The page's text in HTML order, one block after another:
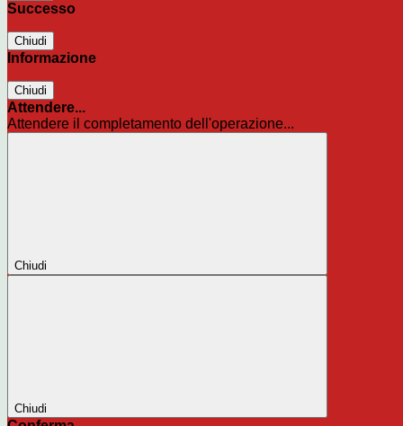
Successo
Chiudi
Informazione
Chiudi
Attendere...
Attendere il completamento dell'operazione...
Chiudi
Chiudi